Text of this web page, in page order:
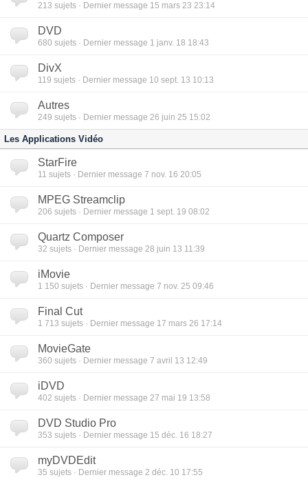
213 sujets · Dernier message 15 mars 23 23:14
DVD
680 sujets · Dernier message 1 janv. 18 18:43
DivX
119 sujets · Dernier message 10 sept. 13 10:13
Autres
249 sujets · Dernier message 26 juin 25 15:02
Les Applications Vidéo
StarFire
11 sujets · Dernier message 7 nov. 16 20:05
MPEG Streamclip
206 sujets · Dernier message 1 sept. 19 08:02
Quartz Composer
32 sujets · Dernier message 28 juin 13 11:39
iMovie
1 150 sujets · Dernier message 7 nov. 25 09:46
Final Cut
1 713 sujets · Dernier message 17 mars 26 17:14
MovieGate
360 sujets · Dernier message 7 avril 13 12:49
iDVD
402 sujets · Dernier message 27 mai 19 13:58
DVD Studio Pro
353 sujets · Dernier message 15 déc. 16 18:27
myDVDEdit
35 sujets · Dernier message 2 déc. 10 17:55